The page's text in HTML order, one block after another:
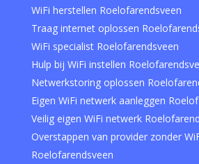
WiFi herstellen Roelofarendsveen
Traag internet oplossen
WiFi specialist Roelofarendsveen
Hulp bij WiFi instellen
Netwerkstoring oplossen
Eigen WiFi netwerk aanleggen
Veilig eigen WiFi netwerk
Overstappen van provider zonder
Roelofarendsveen